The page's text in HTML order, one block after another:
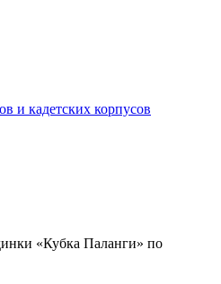
и кадетских корпусов
«Кубка Паланги» по